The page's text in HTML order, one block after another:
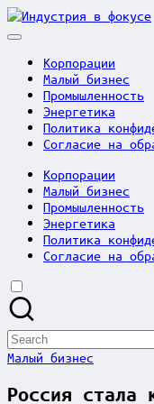
Skip
to
Корпорации
Малый бизнес
Промышленность
Энергетика
Политика
Согласие на
Корпорации
Малый бизнес
Промышленность
Энергетика
Политика
Согласие на
Search
for:
Posted
Малый бизнес
Россия стала